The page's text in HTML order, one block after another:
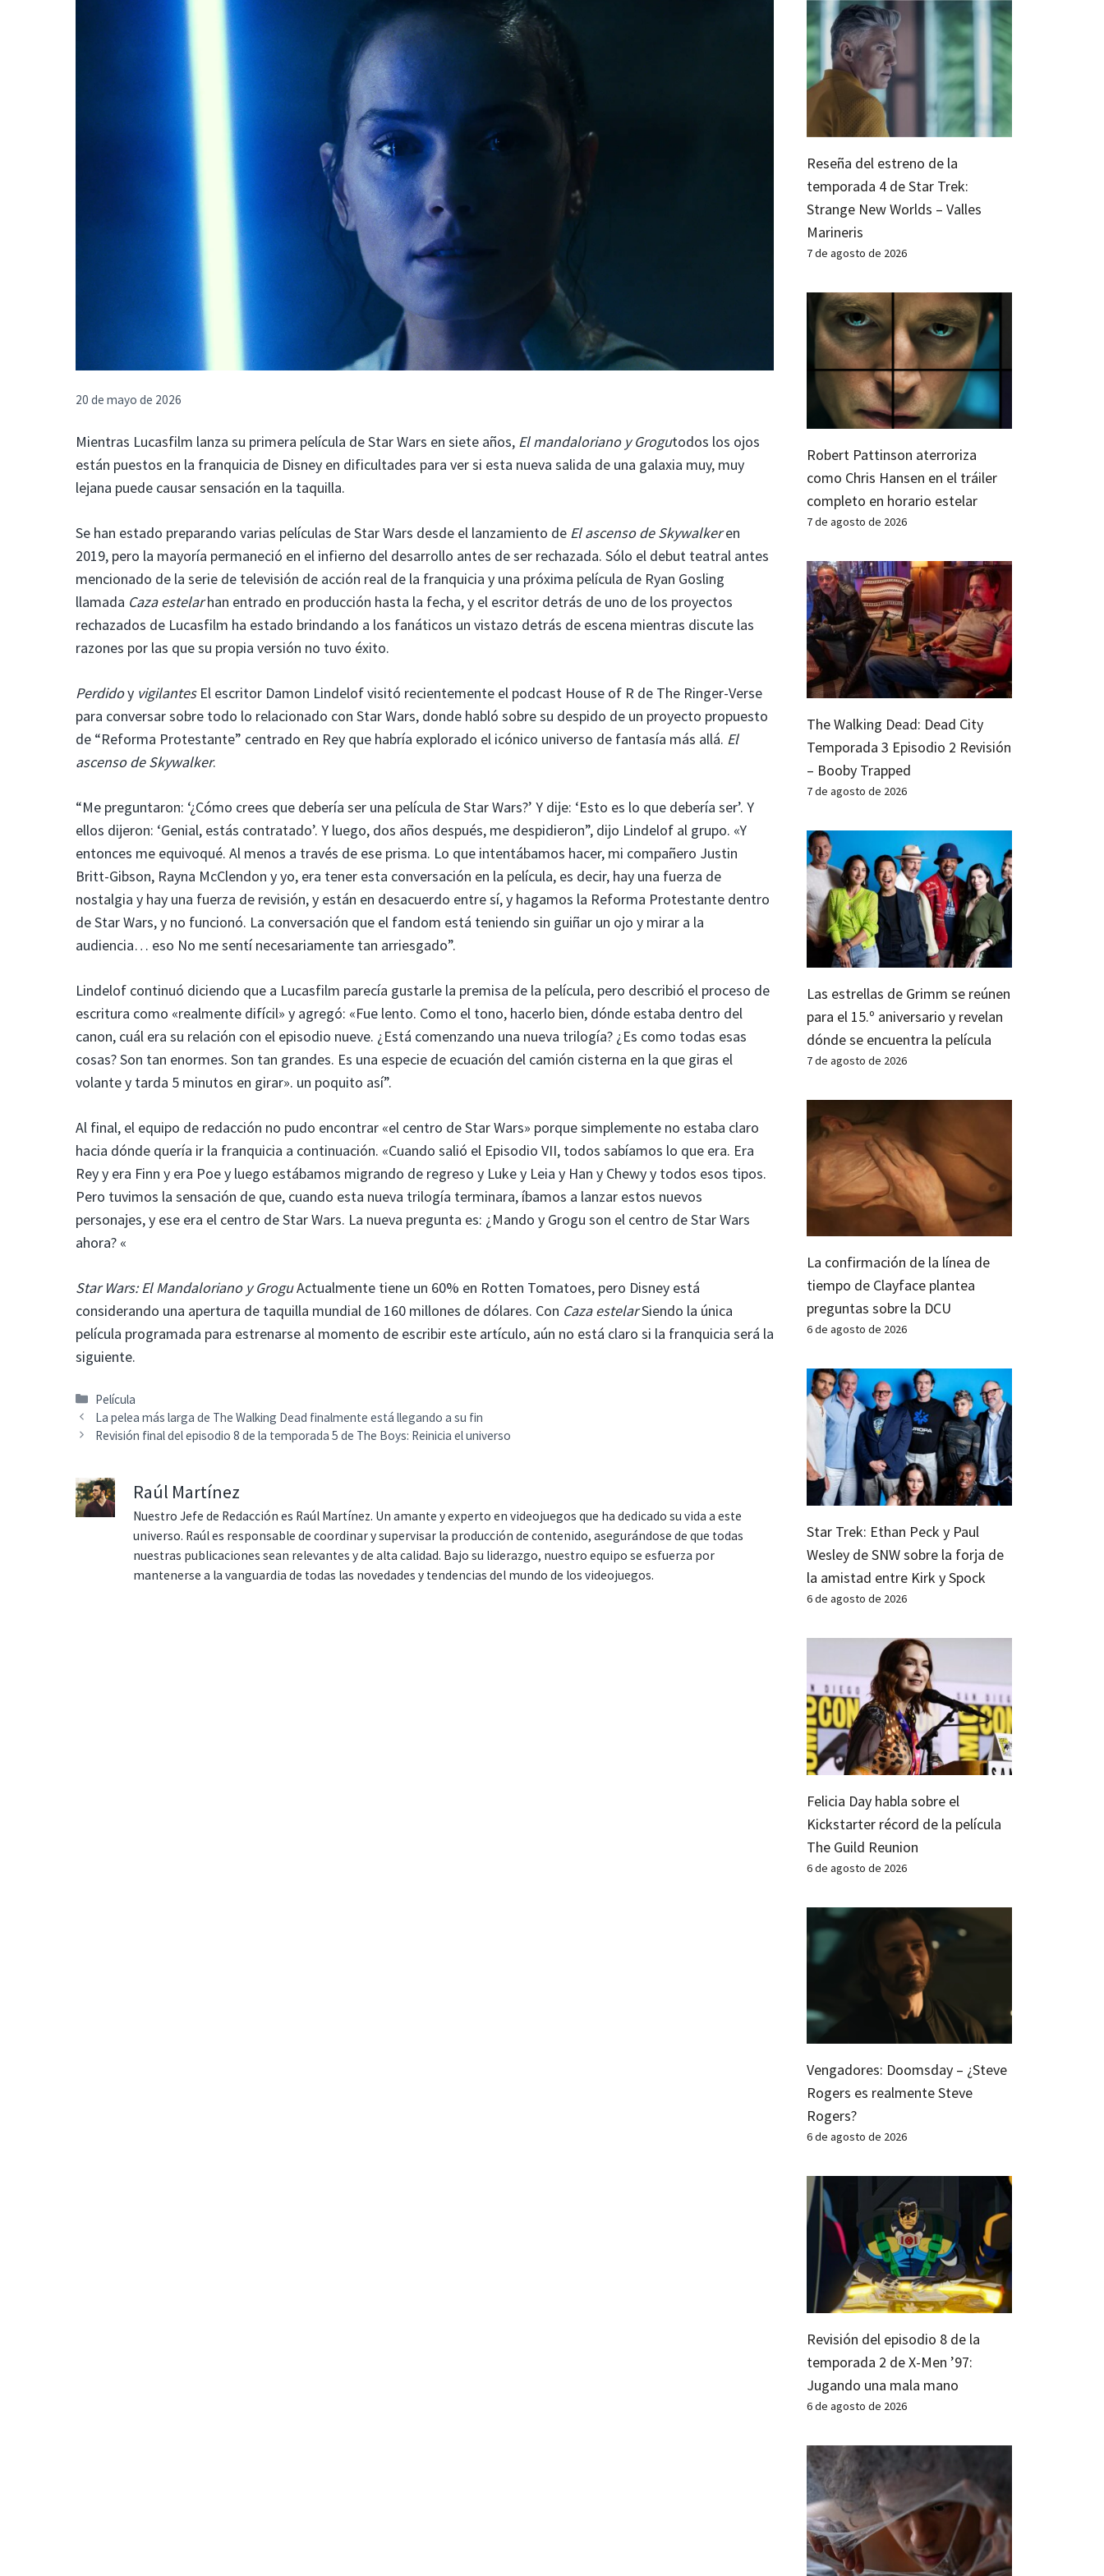
20 de mayo de 2026
Mientras Lucasfilm lanza su primera película de Star Wars en siete años, El mandaloriano y Grogutodos los ojos
están puestos en la franquicia de Disney en dificultades para ver si esta nueva salida de una galaxia muy, muy
lejana puede causar sensación en la taquilla.
Se han estado preparando varias películas de Star Wars desde el lanzamiento de El ascenso de Skywalkeren
2019, pero la mayoría permaneció en el infierno del desarrollo antes de ser rechazada. Sólo el debut teatral antes
mencionado de la serie de televisión de acción real de la franquicia y una próxima película de Ryan Gosling
llamada Caza estelarhan entrado en producción hasta la fecha, y el escritor detrás de uno de los proyectos
rechazados de Lucasfilm ha estado brindando a los fanáticos un vistazo detrás de escena mientras discute las
razones por las que su propia versión no tuvo éxito.
Perdidoy vigilantesEl escritor Damon Lindelof visitó recientemente el podcast House of R de The Ringer-Verse
para conversar sobre todo lo relacionado con Star Wars, donde habló sobre su despido de un proyecto propuesto
de “Reforma Protestante” centrado en Rey que habría explorado el icónico universo de fantasía más allá. El
ascenso de Skywalker.
“Me preguntaron: ‘¿Cómo crees que debería ser una película de Star Wars?’ Y dije: ‘Esto es lo que debería ser’. Y
ellos dijeron: ‘Genial, estás contratado’. Y luego, dos años después, me despidieron”, dijo Lindelof al grupo. «Y
entonces me equivoqué. Al menos a través de ese prisma. Lo que intentábamos hacer, mi compañero Justin
Britt-Gibson, Rayna McClendon y yo, era tener esta conversación en la película, es decir, hay una fuerza de
nostalgia y hay una fuerza de revisión, y están en desacuerdo entre sí, y hagamos la Reforma Protestante dentro
de Star Wars, y no funcionó. La conversación que el fandom está teniendo sin guiñar un ojo y mirar a la
audiencia… eso No me sentí necesariamente tan arriesgado”.
Lindelof continuó diciendo que a Lucasfilm parecía gustarle la premisa de la película, pero describió el proceso de
escritura como «realmente difícil» y agregó: «Fue lento. Como el tono, hacerlo bien, dónde estaba dentro del
canon, cuál era su relación con el episodio nueve. ¿Está comenzando una nueva trilogía? ¿Es como todas esas
cosas? Son tan enormes. Son tan grandes. Es una especie de ecuación del camión cisterna en la que giras el
volante y tarda 5 minutos en girar». un poquito así”.
Al final, el equipo de redacción no pudo encontrar «el centro de Star Wars» porque simplemente no estaba claro
hacia dónde quería ir la franquicia a continuación. «Cuando salió el Episodio VII, todos sabíamos lo que era. Era
Rey y era Finn y era Poe y luego estábamos migrando de regreso y Luke y Leia y Han y Chewy y todos esos tipos.
Pero tuvimos la sensación de que, cuando esta nueva trilogía terminara, íbamos a lanzar estos nuevos
personajes, y ese era el centro de Star Wars. La nueva pregunta es: ¿Mando y Grogu son el centro de Star Wars
ahora? «
Star Wars: El Mandaloriano y GroguActualmente tiene un 60% en Rotten Tomatoes, pero Disney está
considerando una apertura de taquilla mundial de 160 millones de dólares. Con Caza estelarSiendo la única
película programada para estrenarse al momento de escribir este artículo, aún no está claro si la franquicia será la
siguiente.
Categorías
Película
La pelea más larga de The Walking Dead finalmente está llegando a su fin
Revisión final del episodio 8 de la temporada 5 de The Boys: Reinicia el universo
Raúl Martínez
Nuestro Jefe de Redacción es Raúl Martínez. Un amante y experto en videojuegos que ha dedicado su vida a este
universo. Raúl es responsable de coordinar y supervisar la producción de contenido, asegurándose de que todas
nuestras publicaciones sean relevantes y de alta calidad. Bajo su liderazgo, nuestro equipo se esfuerza por
mantenerse a la vanguardia de todas las novedades y tendencias del mundo de los videojuegos.
Reseña del estreno de la
temporada 4 de Star Trek:
Strange New Worlds – Valles
Marineris
7 de agosto de 2026
Robert Pattinson aterroriza
como Chris Hansen en el tráiler
completo en horario estelar
7 de agosto de 2026
The Walking Dead: Dead City
Temporada 3 Episodio 2 Revisión
– Booby Trapped
7 de agosto de 2026
Las estrellas de Grimm se reúnen
para el 15.º aniversario y revelan
dónde se encuentra la película
7 de agosto de 2026
La confirmación de la línea de
tiempo de Clayface plantea
preguntas sobre la DCU
6 de agosto de 2026
Star Trek: Ethan Peck y Paul
Wesley de SNW sobre la forja de
la amistad entre Kirk y Spock
6 de agosto de 2026
Felicia Day habla sobre el
Kickstarter récord de la película
The Guild Reunion
6 de agosto de 2026
Vengadores: Doomsday – ¿Steve
Rogers es realmente Steve
Rogers?
6 de agosto de 2026
Revisión del episodio 8 de la
temporada 2 de X-Men ’97:
Jugando una mala mano
6 de agosto de 2026